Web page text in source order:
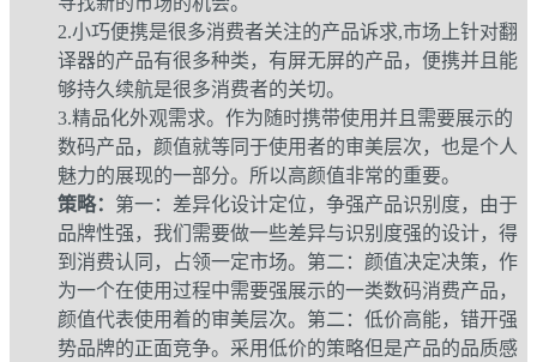
2.小巧便携是很多消费者关注的产品诉求,市场上针对翻
译器的产品有很多种类，有屏无屏的产品，便携并且能
够持久续航是很多消费者的关切。
3.精品化外观需求。作为随时携带使用并且需要展示的
数码产品，颜值就等同于使用者的审美层次，也是个人
魅力的展现的一部分。所以高颜值非常的重要。
策略： 第一：差异化设计定位，争强产品识别度，由于
品牌性强，我们需要做一些差异与识别度强的设计，得
到消费认同，占领一定市场。第二：颜值决定决策，作
为一个在使用过程中需要强展示的一类数码消费产品，
颜值代表使用着的审美层次。第二：低价高能，错开强
势品牌的正面竞争。采用低价的策略但是产品的品质感